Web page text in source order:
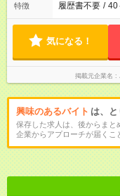
特徴 履歴書不要 / 40
気になる！
掲載元企業名
興味のあるバイト は、
保存した求人は、後からまと
企業からアプローチが届くこ